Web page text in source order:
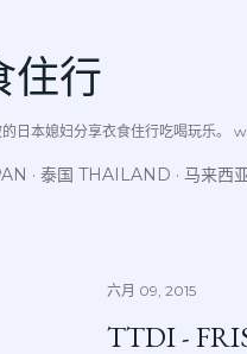
住行
的日本媳妇分享衣食住行吃喝玩乐。
泰国 THAILAND 马来西
六月 09, 2015
TTDI -